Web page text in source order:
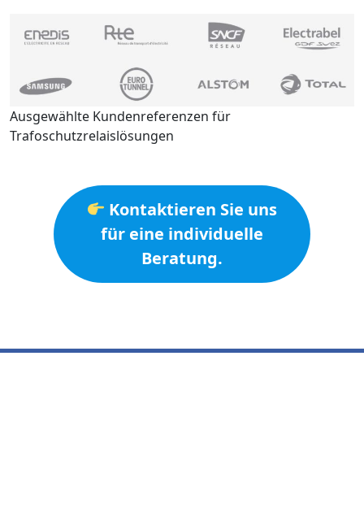
Ausgewählte Kundenreferenzen für
Trafoschutzrelaislösungen
Kontaktieren Sie uns
für eine individuelle
Beratung.